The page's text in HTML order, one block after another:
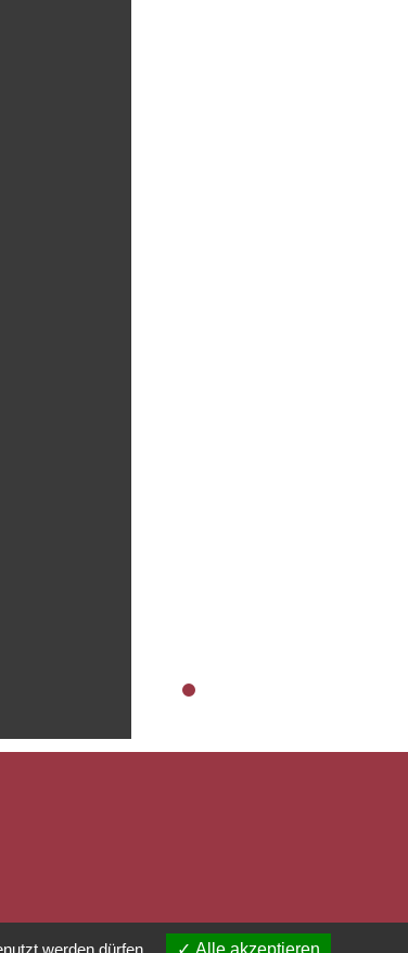
werden dürfen Alle akzeptieren